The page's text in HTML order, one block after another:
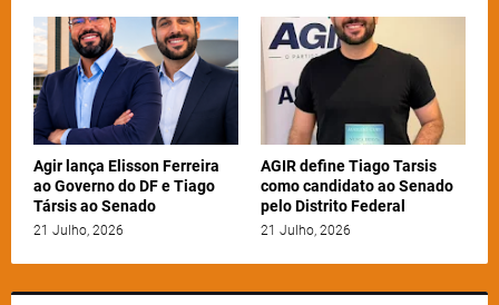
Agir lança Elisson Ferreira
ao Governo do DF e Tiago
Társis ao Senado
21 Julho, 2026
AGIR define Tiago Tarsis
como candidato ao Senado
pelo Distrito Federal
21 Julho, 2026